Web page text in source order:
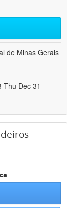
de Minas Gerais
Thu Dec 31